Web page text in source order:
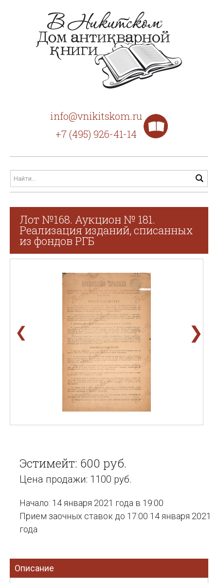
info@vnikitskom.ru
+7 (495) 926-41-14
Лот №168. Аукцион № 181.
Реализация изданий, списанных
из фондов РГБ
❮ ❯
Эстимейт: 600 руб.
Цена продажи: 1100 руб.
Начало: 14 января 2021 года в 19:00
Прием заочных ставок до 17:00 14 января 2021
года
Описание